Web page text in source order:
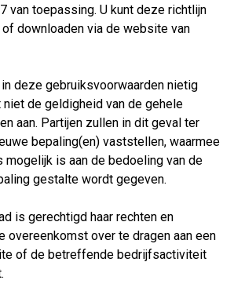
van toepassing. U kunt deze richtlijn
of downloaden via de website van
deze gebruiksvoorwaarden nietig
de geldigheid van de gehele
aan. Partijen zullen in dit geval ter
bepaling(en) vaststellen, waarmee
mogelijk is aan de bedoeling van de
gestalte wordt gegeven.
is gerechtigd haar rechten en
overeenkomst over te dragen aan een
of de betreffende bedrijfsactiviteit